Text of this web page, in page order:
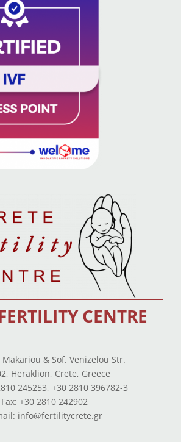
CENTRE
Makariou & Sof. Venizelou Str.
Heraklion, Crete, Greece
245253, +30 2810 396782-3
Fax: +30 2810 242902
info@fertilitycrete.gr